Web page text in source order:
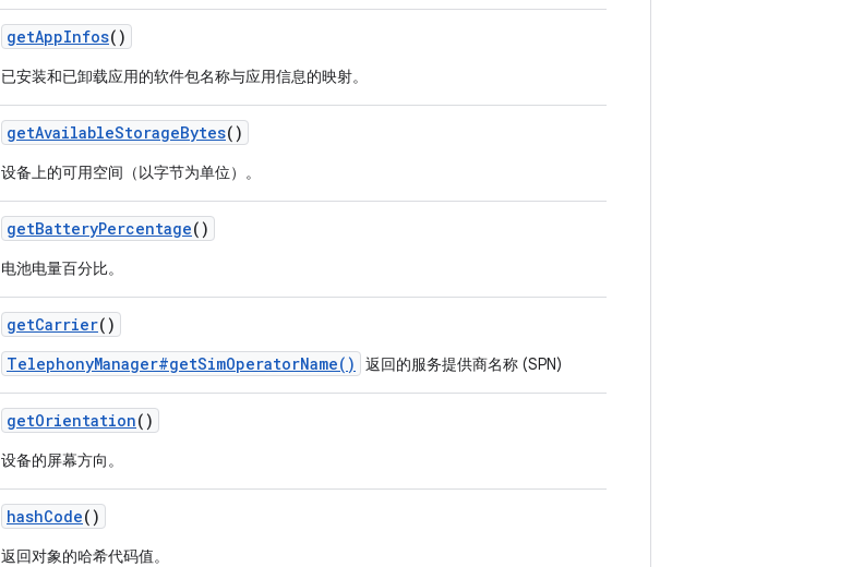
getAppInfos()
已安装和已卸载应用的软件包名称与应用信息的映射。
getAvailableStorageBytes()
设备上的可用空间（以字节为单位）。
getBatteryPercentage()
电池电量百分比。
getCarrier()
TelephonyManager#getSimOperatorName()
返回的服务提供商名称 (SPN)
getOrientation()
设备的屏幕方向。
hashCode()
返回对象的哈希代码值。